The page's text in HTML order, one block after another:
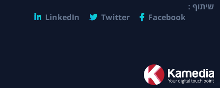
שיתוף :
Facebook
Twitter
LinkedIn